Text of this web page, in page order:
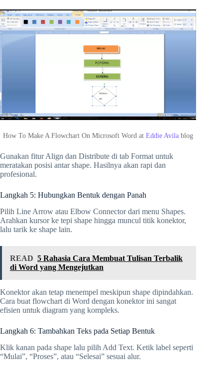
How To Make A Flowchart On Microsoft Word atEddie Avila blog
Gunakan fitur Align dan Distribute di tab Format untuk
meratakan posisi antar shape. Hasilnya akan rapi dan
profesional.
Langkah 5: Hubungkan Bentuk dengan Panah
Pilih Line Arrow atau Elbow Connector dari menu Shapes.
Arahkan kursor ke tepi shape hingga muncul titik konektor,
lalu tarik ke shape lain.
READ 5 Rahasia Cara Membuat Tulisan Terbalik
di Word yang Mengejutkan
Konektor akan tetap menempel meskipun shape dipindahkan.
Cara buat flowchart di Word dengan konektor ini sangat
efisien untuk diagram yang kompleks.
Langkah 6: Tambahkan Teks pada Setiap Bentuk
Klik kanan pada shape lalu pilih Add Text. Ketik label seperti
“Mulai”, “Proses”, atau “Selesai” sesuai alur.